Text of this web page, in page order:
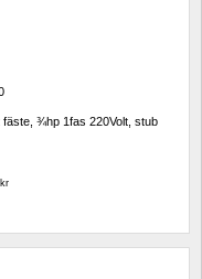
¾hp 1fas 220Volt, stub